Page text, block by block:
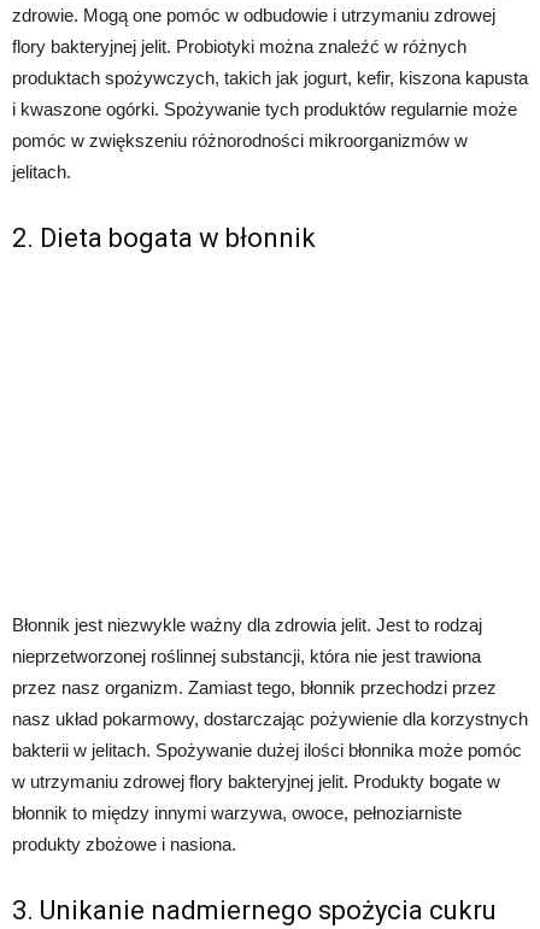
zdrowie. Mogą one pomóc w odbudowie i utrzymaniu zdrowej
flory bakteryjnej jelit. Probiotyki można znaleźć w różnych
produktach spożywczych, takich jak jogurt, kefir, kiszona kapusta
i kwaszone ogórki. Spożywanie tych produktów regularnie może
pomóc w zwiększeniu różnorodności mikroorganizmów w
jelitach.
2. Dieta bogata w błonnik
Błonnik jest niezwykle ważny dla zdrowia jelit. Jest to rodzaj
nieprzetworzonej roślinnej substancji, która nie jest trawiona
przez nasz organizm. Zamiast tego, błonnik przechodzi przez
nasz układ pokarmowy, dostarczając pożywienie dla korzystnych
bakterii w jelitach. Spożywanie dużej ilości błonnika może pomóc
w utrzymaniu zdrowej flory bakteryjnej jelit. Produkty bogate w
błonnik to między innymi warzywa, owoce, pełnoziarniste
produkty zbożowe i nasiona.
3. Unikanie nadmiernego spożycia cukru